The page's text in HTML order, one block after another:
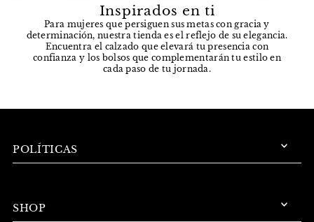
Inspirados en ti
Para mujeres que persiguen sus metas con gracia y
determinación, nuestra tienda es el reflejo de su elegancia.
Encuentra el calzado que elevará tu presencia con
confianza y los bolsos que complementarán tu estilo en
cada paso de tu jornada.
POLÍTICAS
SHOP